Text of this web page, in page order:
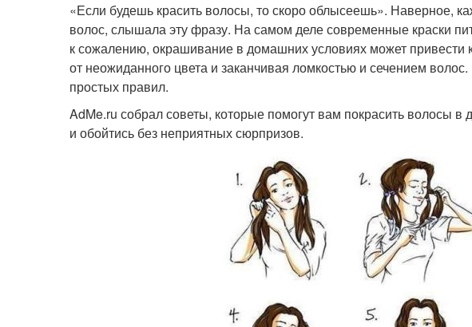
«Если будешь красить волосы, то скоро облысеешь». Наверное,
волос, слышала эту фразу. На самом деле современные краски
к сожалению, окрашивание в домашних условиях может привести
от неожиданного цвета и заканчивая ломкостью и сечением
простых правил.
AdMe.ru собрал советы, которые помогут вам покрасить волосы
и обойтись без неприятных сюрпризов.